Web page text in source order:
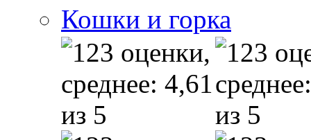
Кошки и горка